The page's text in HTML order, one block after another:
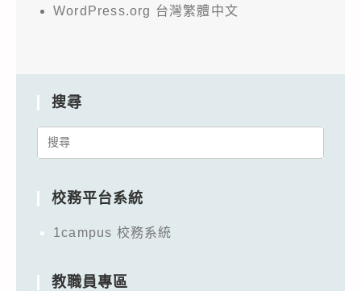
WordPress.org 台灣繁體中文
搜尋
Search
校務平台系統
1campus 校務系統
教職員專區